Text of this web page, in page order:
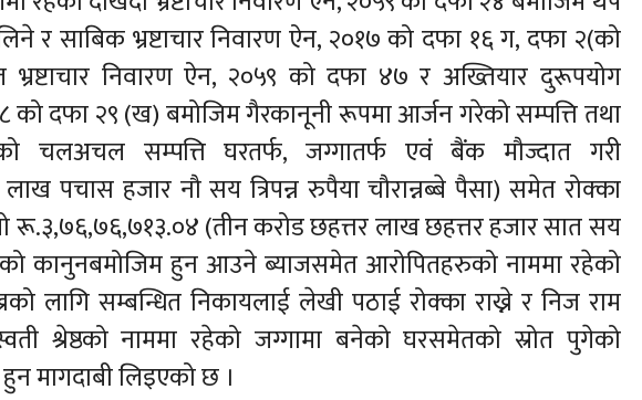
र साबिक भ्रष्टाचार निवारण ऐन, २०१७ को दफा १६ ग, दफा २(को
निवारण ऐन, २०५९ को दफा ४७ र अख्तियार दुरूपयोग
दफा २९ (ख) बमोजिम गैरकानूनी रूपमा आर्जन गरेको सम्पत्ति तथा
चलअचल सम्पत्ति घरतर्फ, जग्गातर्फ एवं बैंक मौज्दात गरी
पचास हजार नौ सय त्रिपन्न रुपैया चौरान्नब्बे पैसा) समेत रोक्का
रू.३,७६,७६,७१३.०४ (तीन करोड छहत्तर लाख छहत्तर हजार सात सय
को कानुनबमोजिम हुन आउने ब्याजसमेत आरोपितहरुको नाममा रहेको
लागि सम्बन्धित निकायलाई लेखी पठाई रोक्का राख्ने र निज राम
श्रेष्ठको नाममा रहेको जग्गामा बनेको घरसमेतको स्रोत पुगेको
मागदाबी लिइएको छ ।